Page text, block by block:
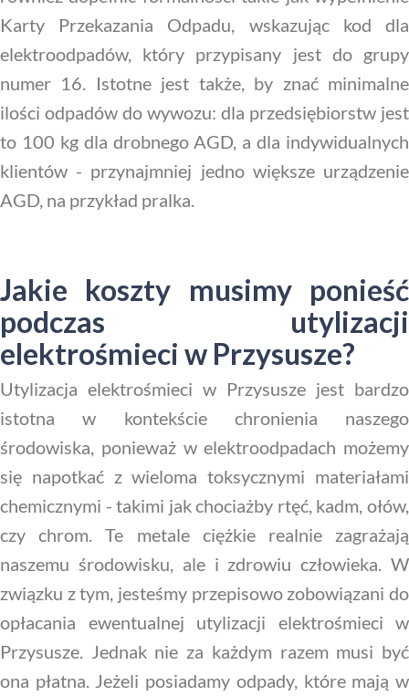
Karty Przekazania Odpadu, wskazując kod dla
elektroodpadów, który przypisany jest do grupy
numer 16. Istotne jest także, by znać minimalne
ilości odpadów do wywozu: dla przedsiębiorstw jest
to 100 kg dla drobnego AGD, a dla indywidualnych
klientów - przynajmniej jedno większe urządzenie
AGD, na przykład pralka.
Jakie koszty musimy ponieść
podczas utylizacji
elektrośmieci w Przysusze?
Utylizacja elektrośmieci w Przysusze jest bardzo
istotna w kontekście chronienia naszego
środowiska, ponieważ w elektroodpadach możemy
się napotkać z wieloma toksycznymi materiałami
chemicznymi - takimi jak chociażby rtęć, kadm, ołów,
czy chrom. Te metale ciężkie realnie zagrażają
naszemu środowisku, ale i zdrowiu człowieka. W
związku z tym, jesteśmy przepisowo zobowiązani do
opłacania ewentualnej utylizacji elektrośmieci w
Przysusze. Jednak nie za każdym razem musi być
ona płatna. Jeżeli posiadamy odpady, które mają w